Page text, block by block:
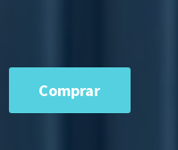
Comprar